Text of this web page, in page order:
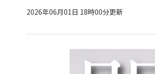
2026年06月01日 18時00分更新